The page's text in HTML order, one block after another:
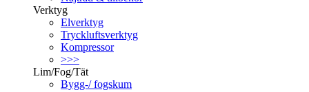
Verktyg
Elverktyg
Tryckluftsverktyg
Kompressor
>>>
Lim/Fog/Tät
Bygg-/ fogskum